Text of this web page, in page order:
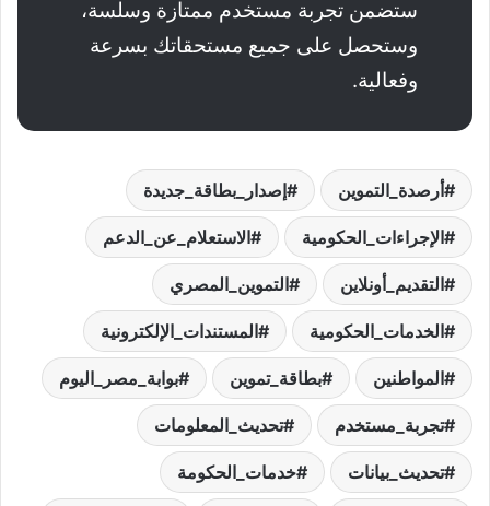
ستضمن تجربة مستخدم ممتازة وسلسة،
وستحصل على جميع مستحقاتك بسرعة
وفعالية.
أرصدة_التموين إصدار_بطاقة_جديدة
الإجراءات_الحكومية الاستعلام_عن_الدعم
التقديم_أونلاين التموين_المصري
الخدمات_الحكومية المستندات_الإلكترونية
المواطنين بطاقة_تموين بوابة_مصر_اليوم
تجربة_مستخدم تحديث_المعلومات
تحديث_بيانات خدمات_الحكومة